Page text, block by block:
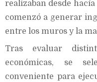
realizaban desde
comenzó a generar
entre los muros y la
Tras evaluar
económicas, se
conveniente para